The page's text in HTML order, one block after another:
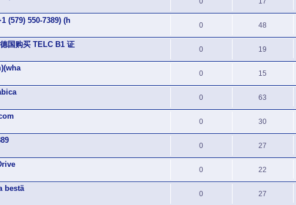
(579) 550-7389) (h
0 48
国购买 TELC B1 证
0 19
0 15
0 63
0 30
0 27
0 22
bestä
0 27